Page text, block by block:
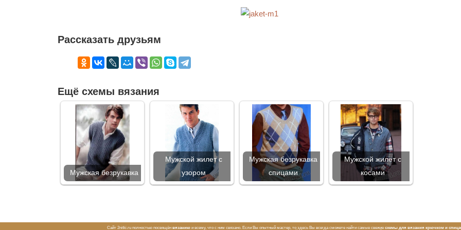
Рассказать друзьям
Ещё схемы вязания
Мужская безрукавка
Мужской жилет с
узором
Мужская безрукавка
спицами
Мужской жилет с
косами
Сайт 2nitki.ru полностью посвящён вязанию и всему, что с ним связано. Если Вы опытный мастер, то здесь Вы всегда сможете найти самые свежие схемы для вязания крючком и